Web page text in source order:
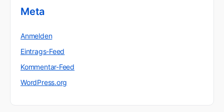
Meta
Anmelden
Eintrags-Feed
Kommentar-Feed
WordPress.org